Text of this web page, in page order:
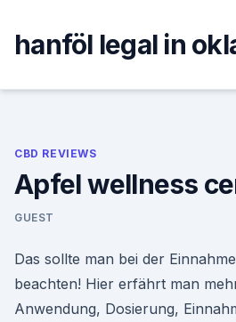
content
hanföl legal in
CBD REVIEWS
Apfel wellness
GUEST
Das sollte man bei der
beachten! Hier erfährt man
Anwendung, Dosierung,